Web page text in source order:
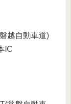
越自動車道)
IC